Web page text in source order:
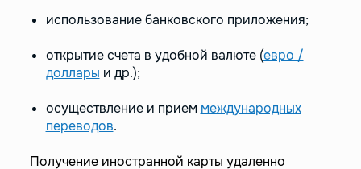
использование банковского приложения;
открытие счета в удобной валюте (евро /
доллары и др.);
осуществление и прием международных
переводов.
Получение иностранной карты удаленно